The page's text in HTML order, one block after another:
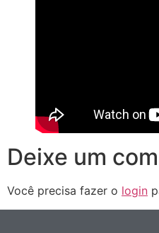
Deixe um
Você precisa fazer o login